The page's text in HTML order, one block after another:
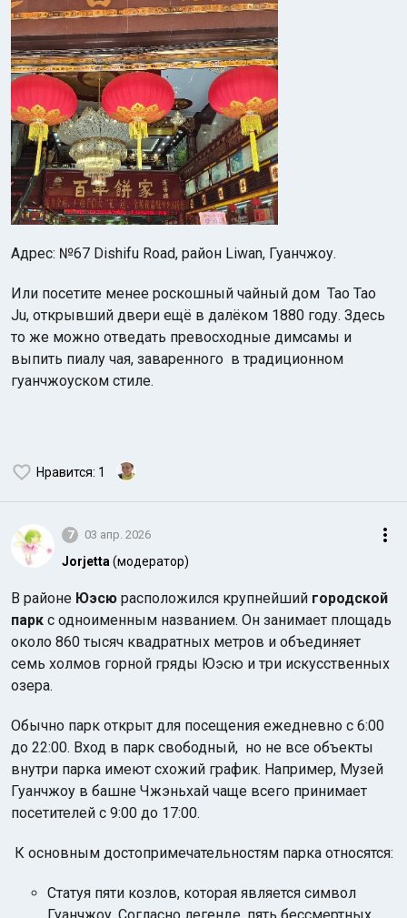
Адрес: №67 Dishifu Road, район Liwan, Гуанчжоу.
Или посетите менее роскошный чайный дом Tao Tao
Ju, открывший двери ещё в далёком 1880 году. Здесь
то же можно отведать превосходные димсамы и
выпить пиалу чая, заваренного в традиционном
гуанчжоуском стиле.
Нравится: 1
7 03 апр. 2026
Jorjetta (модератор)
В районе Юэсю расположился крупнейший городской
парк с одноименным названием. Он занимает площадь
около 860 тысяч квадратных метров и объединяет
семь холмов горной гряды Юэсю и три искусственных
озера.
Обычно парк открыт для посещения ежедневно с 6:00
до 22:00. Вход в парк свободный, но не все объекты
внутри парка имеют схожий график. Например, Музей
Гуанчжоу в башне Чжэньхай чаще всего принимает
посетителей с 9:00 до 17:00.
К основным достопримечательностям парка относятся:
Статуя пяти козлов, которая является символ
Гуанчжоу. Согласно легенде, пять бессмертных